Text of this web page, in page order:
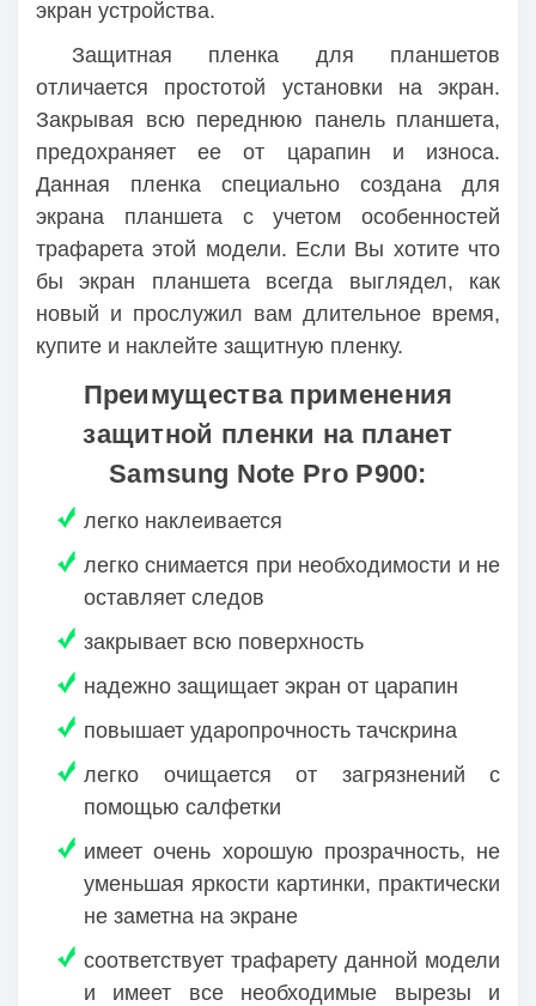
экран устройства.
Защитная пленка для планшетов
отличается простотой установки на экран.
Закрывая всю переднюю панель планшета,
предохраняет ее от царапин и износа.
Данная пленка специально создана для
экрана планшета с учетом особенностей
трафарета этой модели. Если Вы хотите что
бы экран планшета всегда выглядел, как
новый и прослужил вам длительное время,
купите и наклейте защитную пленку.
Преимущества применения
защитной пленки на планет
Samsung Note Pro P900:
легко наклеивается
легко снимается при необходимости и не
оставляет следов
закрывает всю поверхность
надежно защищает экран от царапин
повышает ударопрочность тачскрина
легко очищается от загрязнений с
помощью салфетки
имеет очень хорошую прозрачность, не
уменьшая яркости картинки, практически
не заметна на экране
соответствует трафарету данной модели
и имеет все необходимые вырезы и